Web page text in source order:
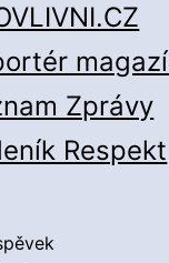
Zprávy
Respekt